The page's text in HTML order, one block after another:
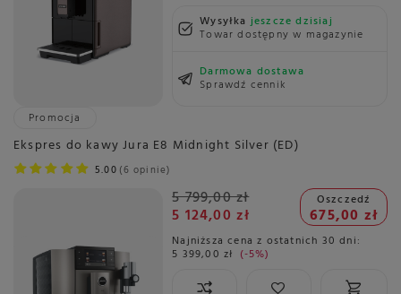
Wysyłkajeszcze dzisiaj
Towar dostępny w magazynie
Darmowa dostawa
Sprawdź cennik
Promocja
Ekspres do kawy Jura E8 Midnight Silver (ED)
5.00 6 opinie
5 799,00 zł
5 124,00 zł
Oszczedź
675,00 zł
Najniższa cena z ostatnich 30 dni:
5 399,00 zł -5%